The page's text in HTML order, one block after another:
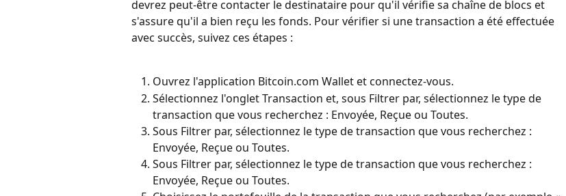
devrez peut-être contacter le destinataire pour qu'il vérifie sa chaîne de blocs et
s'assure qu'il a bien reçu les fonds. Pour vérifier si une transaction a été effectuée
avec succès, suivez ces étapes :
Ouvrez l'application Bitcoin.com Wallet et connectez-vous.
Sélectionnez l'onglet Transaction et, sous Filtrer par, sélectionnez le type de
transaction que vous recherchez : Envoyée, Reçue ou Toutes.
Sous Filtrer par, sélectionnez le type de transaction que vous recherchez :
Envoyée, Reçue ou Toutes.
Sous Filtrer par, sélectionnez le type de transaction que vous recherchez :
Envoyée, Reçue ou Toutes.